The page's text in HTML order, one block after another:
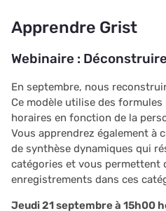
Apprendre Grist
Webinaire :
En septembre, nous
Ce modèle utilise des
horaires en fonction de la
Vous apprendrez également à
de synthèse dynamiques qui
catégories et vous permettent
enregistrements dans ces
Jeudi 21 septembre à 15h00